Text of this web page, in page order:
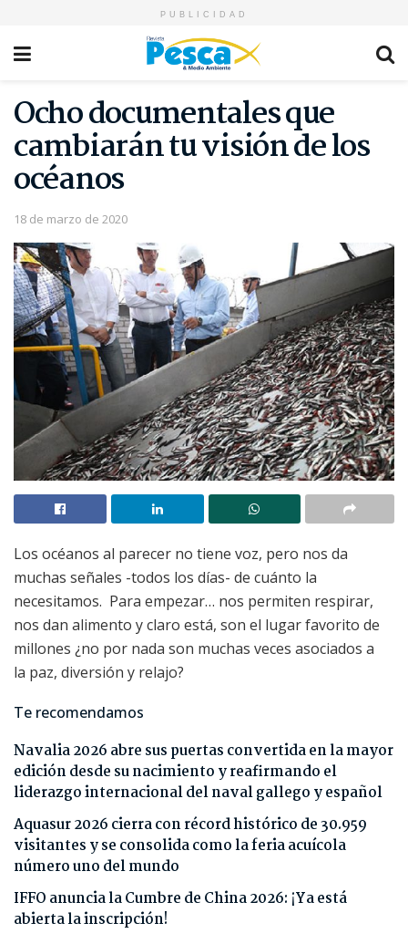
PUBLICIDAD
Ocho documentales que
cambiarán tu visión de los
océanos
18 de marzo de 2020
Los océanos al parecer no tiene voz, pero nos da
muchas señales -todos los días- de cuánto la
necesitamos. Para empezar… nos permiten respirar,
nos dan alimento y claro está, son el lugar favorito de
millones ¿no por nada son muchas veces asociados a
la paz, diversión y relajo?
Te recomendamos
Navalia 2026 abre sus puertas convertida en la mayor
edición desde su nacimiento y reafirmando el
liderazgo internacional del naval gallego y español
Aquasur 2026 cierra con récord histórico de 30.959
visitantes y se consolida como la feria acuícola
número uno del mundo
IFFO anuncia la Cumbre de China 2026: ¡Ya está
abierta la inscripción!